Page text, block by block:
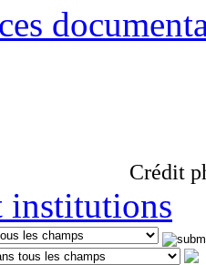
Crédit
institutions